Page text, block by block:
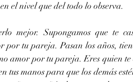
el nivel que del todo lo observa.
mejor. Supongamos que te
por tu pareja. Pasan los años,
amor por tu pareja. Eres quien te
tus manos para que los demás